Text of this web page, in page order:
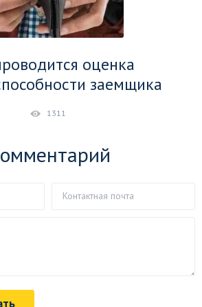
оценка
заемщика
1311